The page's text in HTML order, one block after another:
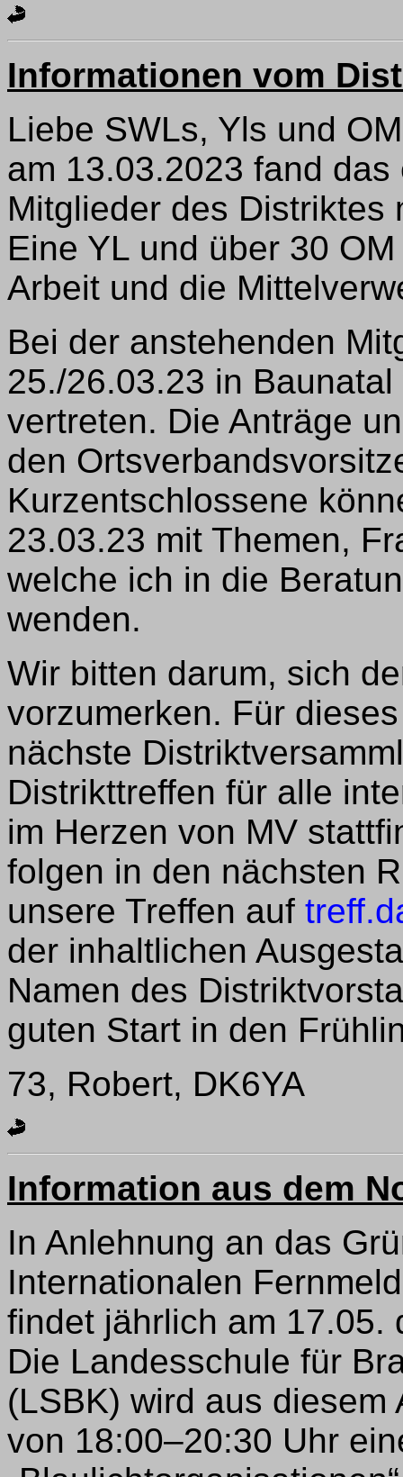
Informationen vom
Liebe SWLs, Yls und
am 13.03.2023 fand
Mitglieder des
Eine YL und über 30
Arbeit und die
Bei der anstehenden
25./26.03.23 in
vertreten. Die Anträge
den
Kurzentschlossene
23.03.23 mit Themen,
welche ich in die
wenden.
Wir bitten darum, sich
vorzumerken. Für
nächste
Distrikttreffen für alle
im Herzen von MV
folgen in den nächsten
unsere Treffen auf
der inhaltlichen
Namen des
guten Start in den
73, Robert, DK6YA
Information aus dem
In Anlehnung an das
Internationalen
findet jährlich am 17.05.
Die Landesschule für
(LSBK) wird aus
von 18:00–20:30 Uhr